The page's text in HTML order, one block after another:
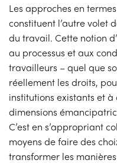
Les approches en termes
constituent l’autre volet
du travail. Cette notion
au processus et aux
travailleurs – quel que
réellement les droits,
institutions existants et
dimensions
C’est en s’appropriant
moyens de faire des
transformer les